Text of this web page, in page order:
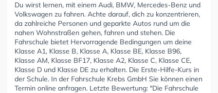
Du wirst lernen, mit einem Audi, BMW, Mercedes-Benz und
Volkswagen zu fahren. Achte darauf, dich zu konzentrieren,
da zahlreiche Personen und geparkte Autos rund um die
nahen Wohnstraßen gehen, fahren und stehen. Die
Fahrschule bietet Hervorragende Bedingungen um deine
Klasse A1, Klasse B, Klasse A, Klasse BE, Klasse B96,
Klasse AM, Klasse BF17, Klasse A2, Klasse C, Klasse CE,
Klasse D und Klasse DE zu erhalten. Die Erste-Hilfe-Kurs in
der Schule. In der Fahrschule Krebs GmbH Sie können einen
Termin online anfragen. Letzte Bewertung: "Die Fahrschule